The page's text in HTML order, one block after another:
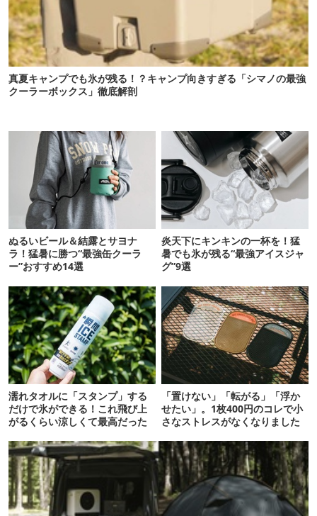
真夏キャンプでも氷が残る！？キャンプ向きすぎる「シマノの最強
クーラーボックス」徹底解剖
ぬるいビール＆結露とサヨナ
ラ！猛暑に勝つ“最強缶クーラ
ー”おすすめ14選
炎天下にキンキンの一杯を！猛
暑でも氷が残る“最強アイスジャ
グ”9選
濡れタオルに「スタンプ」する
だけで氷ができる！これ飛び上
がるくらい涼しくて最高だった
「置けない」「転がる」「浮か
せたい」。1枚400円のコレで小
さなストレスがなくなりました